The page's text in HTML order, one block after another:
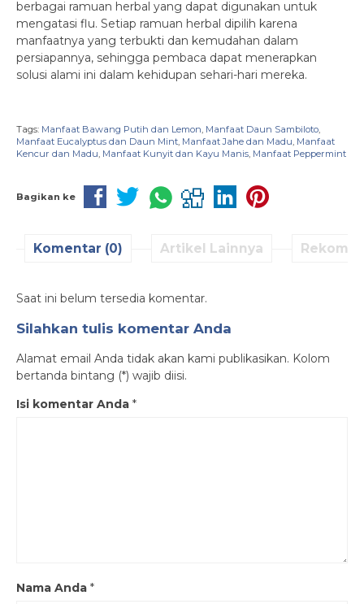
berbagai ramuan herbal yang dapat digunakan untuk
mengatasi flu. Setiap ramuan herbal dipilih karena
manfaatnya yang terbukti dan kemudahan dalam
persiapannya, sehingga pembaca dapat menerapkan
solusi alami ini dalam kehidupan sehari-hari mereka.
Tags: Manfaat Bawang Putih dan Lemon Manfaat Daun Sambiloto
Manfaat Eucalyptus dan Daun Mint Manfaat Jahe dan Madu Manfaat
Kencur dan Madu Manfaat Kunyit dan Kayu Manis Manfaat Peppermint
Bagikan ke
Komentar (0) Artikel Lainnya
Saat ini belum tersedia komentar.
Silahkan tulis komentar Anda
Alamat email Anda tidak akan kami publikasikan. Kolom
bertanda bintang (*) wajib diisi.
Isi komentar Anda *
Nama Anda *